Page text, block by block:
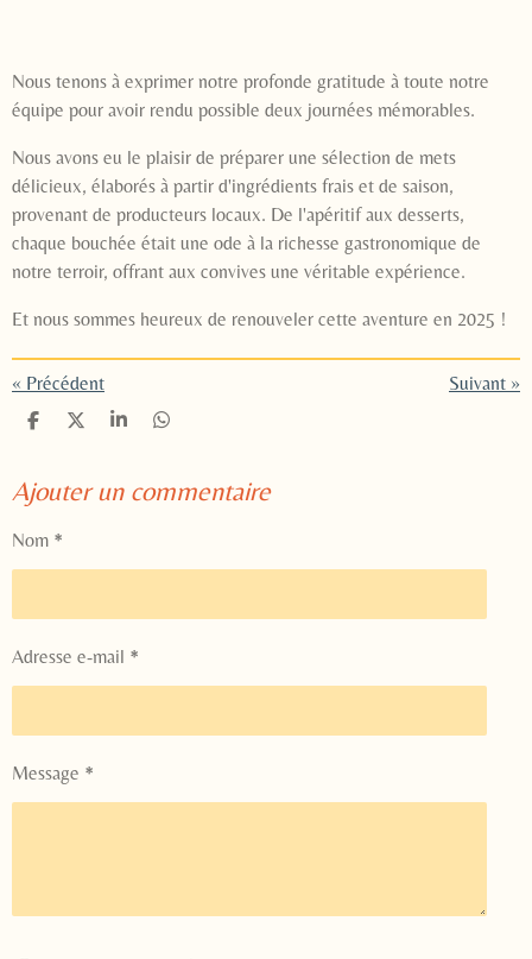
Nous tenons à exprimer notre profonde gratitude à toute notre
équipe pour avoir rendu possible deux journées mémorables.
Nous avons eu le plaisir de préparer une sélection de mets
délicieux, élaborés à partir d'ingrédients frais et de saison,
provenant de producteurs locaux. De l'apéritif aux desserts,
chaque bouchée était une ode à la richesse gastronomique de
notre terroir, offrant aux convives une véritable expérience.
Et nous sommes heureux de renouveler cette aventure en 2025 !
« Précédent Suivant »
P
t
a
e
P
t
a
P
t
a
P
t
a
Ajouter un commentaire
Nom *
Adresse e-mail *
Message *